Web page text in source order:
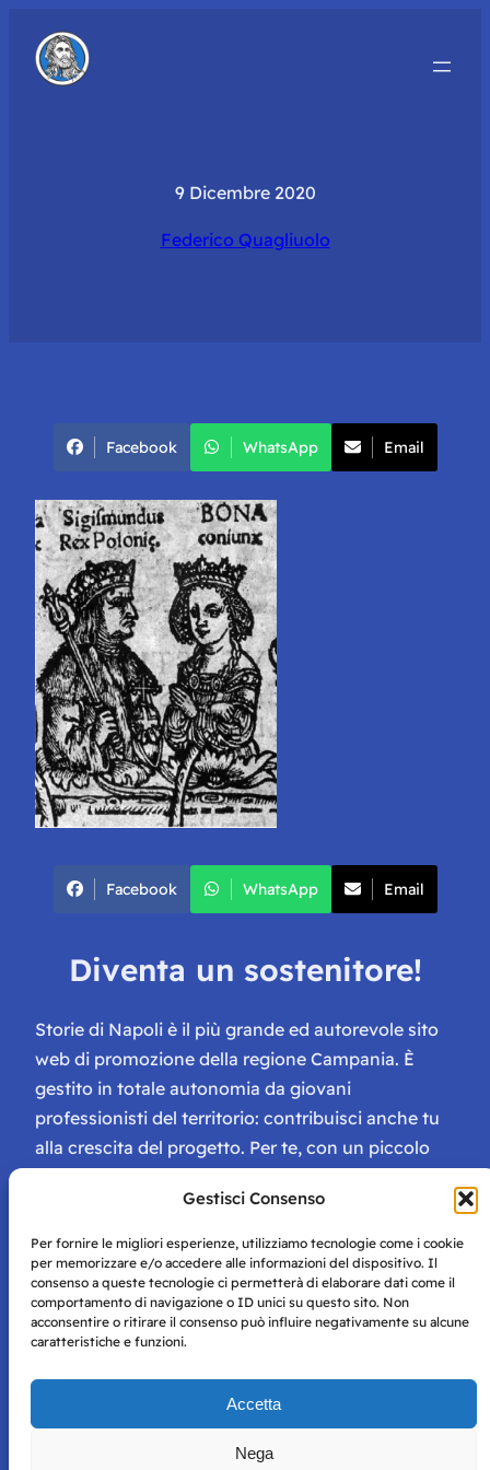
Gestisci Consenso
Per fornire le migliori esperienze, utilizziamo tecnologie come i cookie
per memorizzare e/o accedere alle informazioni del dispositivo. Il
consenso a queste tecnologie ci permetterà di elaborare dati come il
comportamento di navigazione o ID unici su questo sito. Non
acconsentire o ritirare il consenso può influire negativamente su alcune
caratteristiche e funzioni.
Accetta
Nega
9 Dicembre 2020
Federico Quagliuolo
Facebook WhatsApp Email
Facebook WhatsApp Email
Diventa un sostenitore!
Storie di Napoli è il più grande ed autorevole sito
web di promozione della regione Campania. È
gestito in totale autonomia da giovani
professionisti del territorio: contribuisci anche tu
alla crescita del progetto. Per te, con un piccolo
tessera di Storie Campane, libri e magazine gratis
e inviti ad eventi esclusivi!
Storie di Napoli è una testata registrata presso il tribunale di
per mero scopo didattico e informativo.